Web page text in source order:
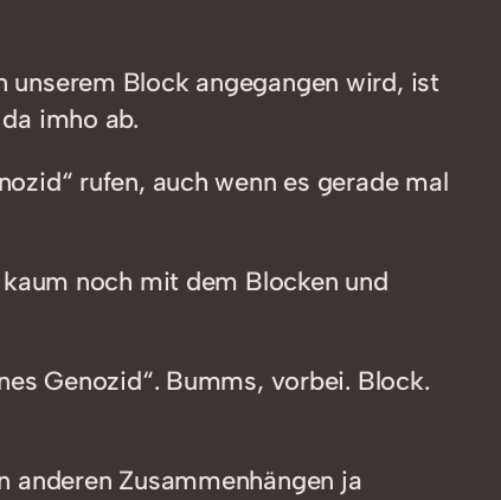
unserem Block angegangen wird, ist
imho ab.
rufen, auch wenn es gerade mal
noch mit dem Blocken und
Genozid“. Bumms, vorbei. Block.
anderen Zusammenhängen ja